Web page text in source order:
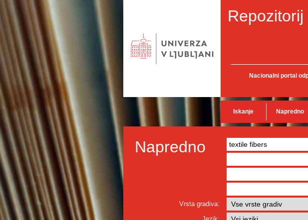
Nacionalni portal
Iskanje Napredno
Napredno
Vrsta gradiva: